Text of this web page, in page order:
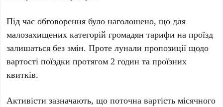
Під час обговорення було наголошено, що для
малозахищених категорій громадян тарифи на проїзд
залишаться без змін. Проте лунали пропозиції щодо
вартості поїздки протягом2 годин та проїзних
квитків.
Активісти зазначають, що поточна вартість місячного